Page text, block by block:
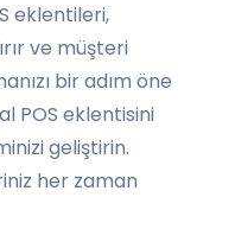
eklentileri,
ve müşteri
bir adım öne
POS eklentisini
geliştirin.
her zaman